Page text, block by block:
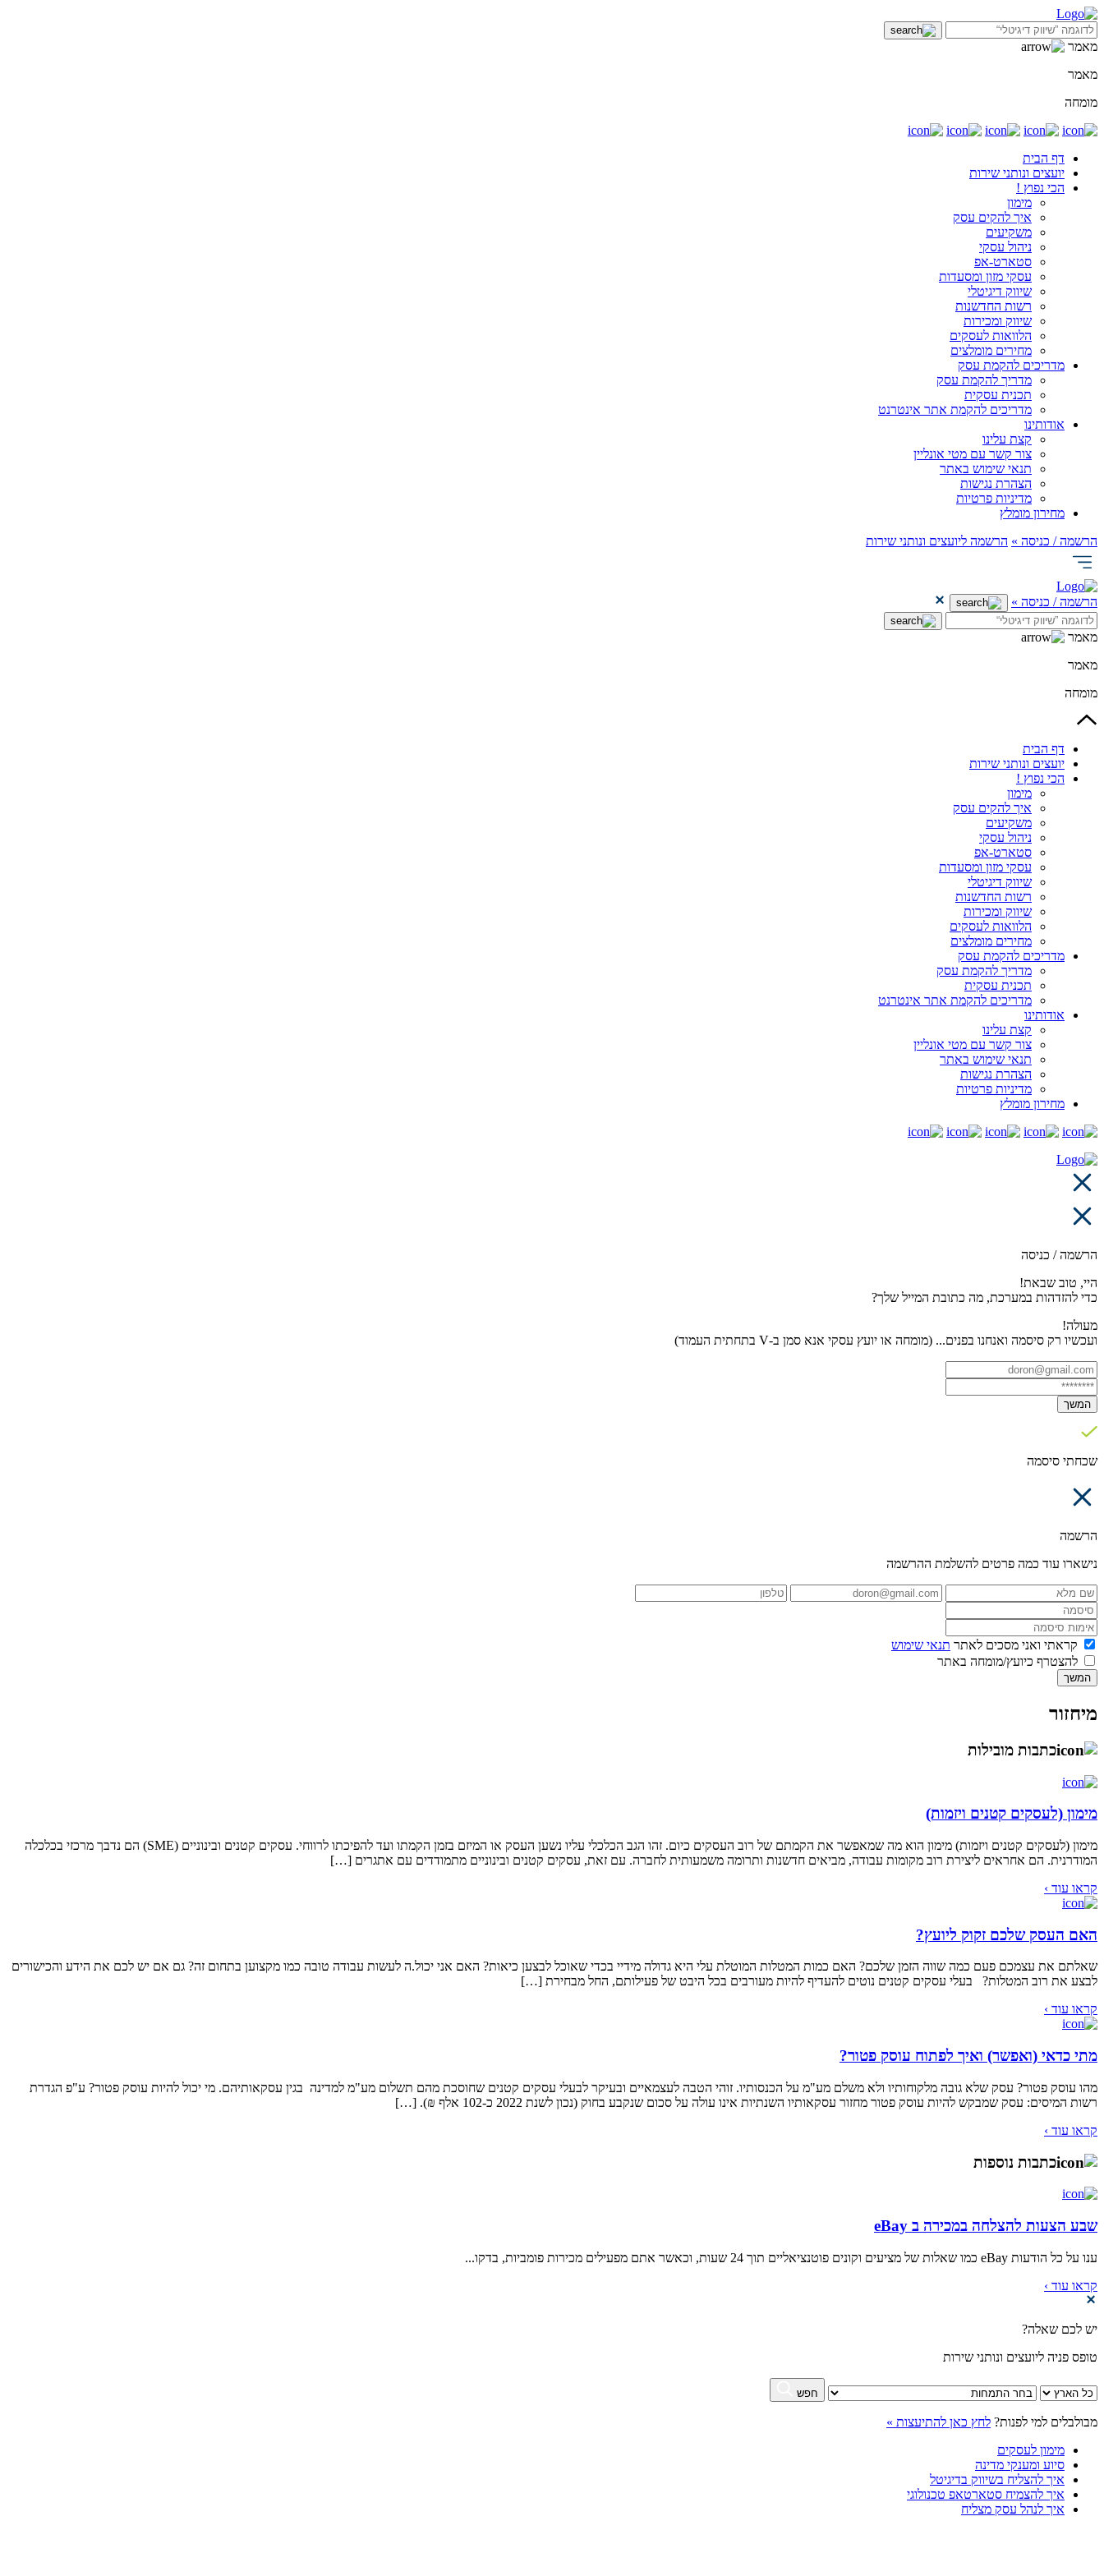
מאמר
מאמר
מומחה
דף הבית
יועצים ונותני שירות
הכי נפוץ !
מימון
איך להקים עסק
משקיעים
ניהול עסקי
סטארט-אפ
עסקי מזון ומסעדות
שיווק דיגיטלי
רשות החדשנות
שיווק ומכירות
הלוואות לעסקים
מחירים מומלצים
מדריכים להקמת עסק
מדריך להקמת עסק
תכנית עסקית
מדריכים להקמת אתר אינטרנט
אודותינו
קצת עלינו
צור קשר עם מטי אונליין
תנאי שימוש באתר
הצהרת נגישות
מדיניות פרטיות
מחירון מומלץ
הרשמה / כניסה » הרשמה ליועצים ונותני שירות
הרשמה / כניסה »
מאמר
מאמר
מומחה
דף הבית
יועצים ונותני שירות
הכי נפוץ !
מימון
איך להקים עסק
משקיעים
ניהול עסקי
סטארט-אפ
עסקי מזון ומסעדות
שיווק דיגיטלי
רשות החדשנות
שיווק ומכירות
הלוואות לעסקים
מחירים מומלצים
מדריכים להקמת עסק
מדריך להקמת עסק
תכנית עסקית
מדריכים להקמת אתר אינטרנט
אודותינו
קצת עלינו
צור קשר עם מטי אונליין
תנאי שימוש באתר
הצהרת נגישות
מדיניות פרטיות
מחירון מומלץ
הרשמה / כניסה
היי, טוב שבאת!
כדי להזדהות במערכת, מה כתובת המייל שלך?
מעולה!
ועכשיו רק סיסמה ואנחנו בפנים... (מומחה או יועץ עסקי אנא סמן ב-V בתחתית העמוד)
המשך
שכחתי סיסמה
הרשמה
נישארו עוד כמה פרטים להשלמת ההרשמה
קראתי ואני מסכים לאתר תנאי שימוש
להצטרף כיועץ/מומחה באתר
המשך
מיחזור
כתבות מובילות
מימון (לעסקים קטנים ויזמות)
מימון (לעסקים קטנים ויזמות) מימון הוא מה שמאפשר את הקמתם של רוב העסקים כיום. זהו הגב הכלכלי עליו נשען העסק או המיזם בזמן הקמתו ועד להפיכתו לרווחי. עסקים קטנים ובינוניים (SME) הם נדבך מרכזי בכלכלה
המודרנית. הם אחראים ליצירת רוב מקומות עבודה, מביאים חדשנות ותרומה משמעותית לחברה. עם זאת, עסקים קטנים ובינוניים מתמודדים עם אתגרים […]
קראו עוד ›
האם העסק שלכם זקוק ליועץ?
שאלתם את עצמכם פעם כמה שווה הזמן שלכם? האם כמות המטלות המוטלת עלי היא גדולה מידיי בכדי שאוכל לבצען כיאות? האם אני יכול.ה לעשות עבודה טובה כמו מקצוען בתחום זה? גם אם יש לכם את הידע והכישורים
לבצע את רוב המטלות? בעלי עסקים קטנים נוטים להעדיף להיות מעורבים בכל היבט של פעילותם, החל מבחירת […]
קראו עוד ›
מתי כדאי (ואפשר) ואיך לפתוח עוסק פטור?
מהו עוסק פטור? עסק שלא גובה מלקוחותיו ולא משלם מע"מ על הכנסותיו. זוהי הטבה לעצמאיים ובעיקר לבעלי עסקים קטנים שחוסכת מהם תשלום מע"מ למדינה בגין עסקאותיהם. מי יכול להיות עוסק פטור? ע"פ הגדרת
רשות המיסים: עסק שמבקש להיות עוסק פטור מחזור עסקאותיו השנתיות אינו עולה על סכום שנקבע בחוק (נכון לשנת 2022 כ-102 אלף ₪). […]
קראו עוד ›
כתבות נוספות
שבע הצעות להצלחה במכירה ב eBay
ענו על כל הודעות eBay כמו שאלות של מציעים וקונים פוטנציאליים תוך 24 שעות, וכאשר אתם מפעילים מכירות פומביות, בדקו...
קראו עוד ›
יש לכם שאלה?
טופס פניה ליועצים ונותני שירות
חפש
מבולבלים למי לפנות? לחץ כאן להתיעצות »
מימון לעסקים
סיוע ומענקי מדינה
איך להצליח בשיווק בדיגיטל
איך להצמיח סטארטאפ טכנולוגי
איך לנהל עסק מצליח